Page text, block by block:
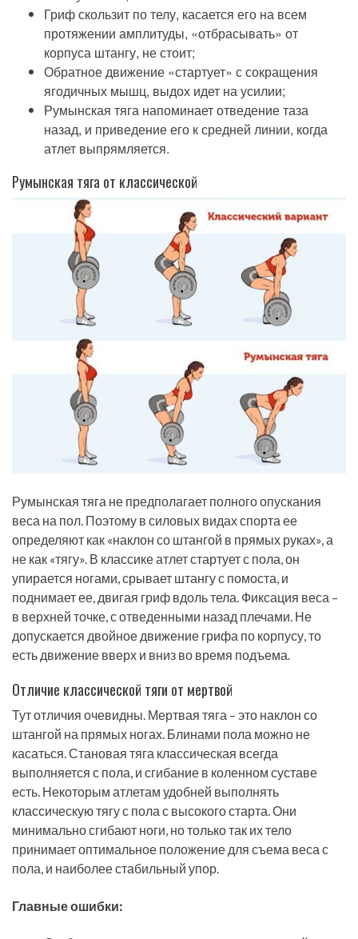
Гриф скользит по телу, касается его на всем
протяжении амплитуды, «отбрасывать» от
корпуса штангу, не стоит;
Обратное движение «стартует» с сокращения
ягодичных мышц, выдох идет на усилии;
Румынская тяга напоминает отведение таза
назад, и приведение его к средней линии, когда
атлет выпрямляется.
Румынская тяга от классической
Румынская тяга не предполагает полного опускания
веса на пол. Поэтому в силовых видах спорта ее
определяют как «наклон со штангой в прямых руках», а
не как «тягу». В классике атлет стартует с пола, он
упирается ногами, срывает штангу с помоста, и
поднимает ее, двигая гриф вдоль тела. Фиксация веса –
в верхней точке, с отведенными назад плечами. Не
допускается двойное движение грифа по корпусу, то
есть движение вверх и вниз во время подъема.
Отличие классической тяги от мертвой
Тут отличия очевидны. Мертвая тяга – это наклон со
штангой на прямых ногах. Блинами пола можно не
касаться. Становая тяга классическая всегда
выполняется с пола, и сгибание в коленном суставе
есть. Некоторым атлетам удобней выполнять
классическую тягу с пола с высокого старта. Они
минимально сгибают ноги, но только так их тело
принимает оптимальное положение для съема веса с
пола, и наиболее стабильный упор.
Главные ошибки: